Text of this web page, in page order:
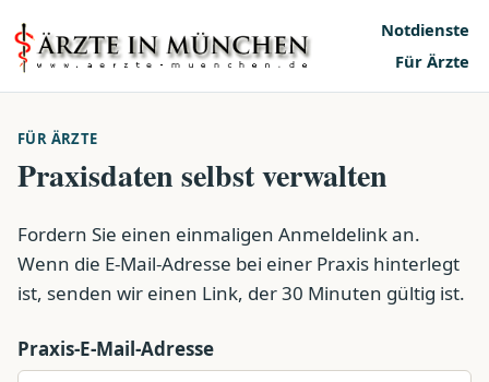
Notdienste
Für Ärzte
FÜR ÄRZTE
Praxisdaten selbst verwalten
Fordern Sie einen einmaligen Anmeldelink an.
Wenn die E-Mail-Adresse bei einer Praxis hinterlegt
ist, senden wir einen Link, der 30 Minuten gültig ist.
Praxis-E-Mail-Adresse